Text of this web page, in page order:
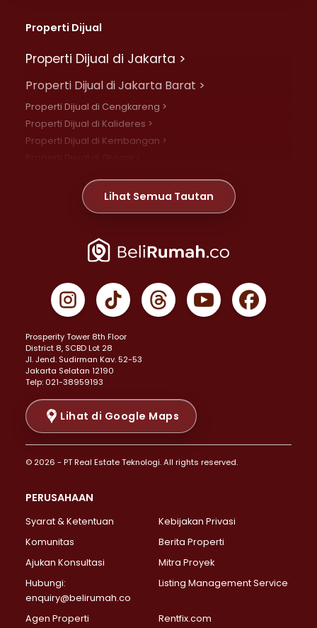
Properti Dijual
Properti Dijual di Jakarta >
Properti Dijual di Jakarta Barat >
Properti Dijual di Cengkareng >
Properti Dijual di Kalideres >
Properti Dijual di Kembangan >
Properti Dijual di Meruya >
Properti Dijual di Jelambar >
Properti Dijual di Jakarta Pusat >
Properti Dijual di Gambir >
Properti Dijual di Johar Baru >
Properti Dijual di Menteng >
Properti Dijual di Senen >
Properti Dijual di Tanah Abang >
Properti Dijual di Cikini >
Properti Dijual di Kramat >
Properti Dijual di Pasar Baru >
Properti Dijual di Bendungan Hilir >
Properti Dijual di Jakarta Selatan >
Properti Dijual di Lebak Bulus >
Properti Dijual di Gandaria Selatan >
Properti Dijual di Pondok Labu >
Properti Dijual di Lenteng Agung >
Properti Dijual di Senayan >
Properti Dijual di Pondok Pinang >
Lihat Semua Tautan
Prosperity Tower 8th Floor
District 8, SCBD Lot 28
JI. Jend. Sudirman Kav. 52-53
Jakarta Selatan 12190
Telp: 021-38959193
Lihat di Google Maps
© 2026 - PT Real Estate Teknologi. All rights reserved.
PERUSAHAAN
Syarat & Ketentuan
Kebijakan Privasi
Komunitas
Berita Properti
Ajukan Konsultasi
Mitra Proyek
Hubungi:
enquiry@belirumah.co
Listing Management Service
Agen Properti Rentfix.com